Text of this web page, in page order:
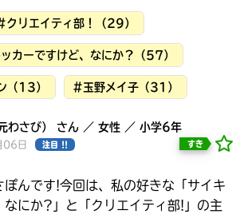
本を飛び出して
みんなとおしゃべり
できる掲示板
クリエイティ部！（29）
カーですけど、なにか？（57）
（13） #玉野メイ子（31）
わさび） さん ／ 女性 ／ 小学6年
06日 注目 !! すき
ぽんです!今回は、私の好きな「サイキ
なにか?」と「クリエイティ部!」の主